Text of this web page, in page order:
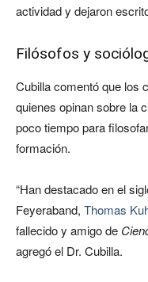
actividad y dejaron
Filósofos y
Cubilla comentó que los
quienes opinan sobre la
poco tiempo para
formación.
“Han destacado en el
Feyeraband, Thomas
fallecido y amigo de
agregó el Dr. Cubilla.